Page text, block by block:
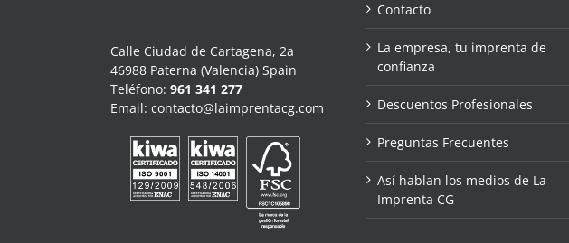
Calle Ciudad de Cartagena, 2a
46988 Paterna (Valencia) Spain
Teléfono: 961 341 277
Email: contacto@laimprentacg.com
Contacto
La empresa, tu imprenta de
confianza
Descuentos Profesionales
Preguntas Frecuentes
Así hablan los medios de La
Imprenta CG